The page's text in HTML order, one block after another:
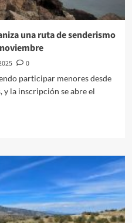
una ruta de senderismo
0
participar menores desde
y la inscripción se abre el